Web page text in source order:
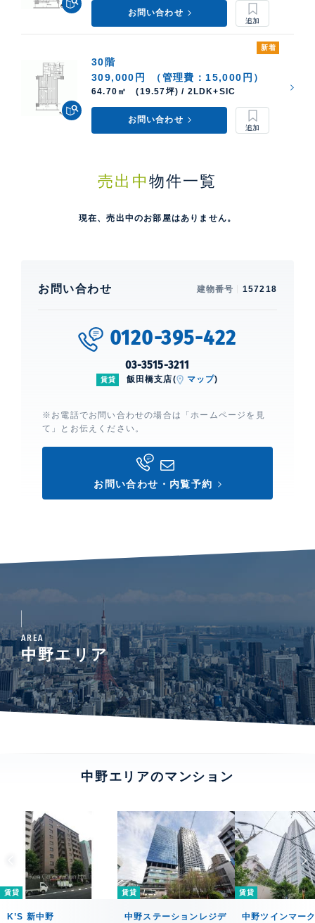
お問い合わせ
新着
30階
309,000円
（管理費：15,000円）
64.70㎡ (19.57坪) / 2LDK+SIC
お問い合わせ
売出中 物件一覧
現在、売出中のお部屋はありません。
お問い合わせ 建物番号 157218
0120-395-422
03-3515-3211
賃貸 飯田橋支店( マップ)
※お電話でお問い合わせの場合は「ホームページを見
て」とお伝えください。
お問い合わせ・内覧予約
AREA
中野エリア
中野エリアのマンション
賃貸
K’S 新中野
賃貸
中野ステーションレジデ
賃貸
中野ツインマー